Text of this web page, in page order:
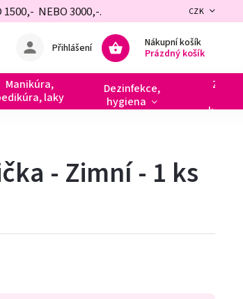
NEBO 3000,-. CZK
Nákupní košík
Prázdný košík
Přihlášení
Manikúra,
laky
Dezinfekce,
hygiena
- Zimní - 1 ks